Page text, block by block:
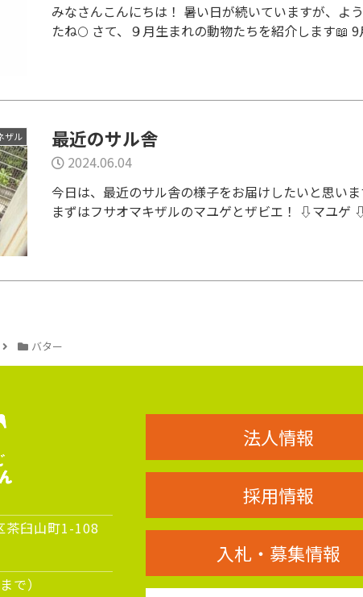
みなさんこんにちは！ 暑い日が続いていますが、よ
たね🌕 さて、９月生まれの動物たちを紹介します
ザル 最近のサル舎
2024.06.04
今日は、最近のサル舎の様子をお届けしたいと思い
まずはフサオマキザルのマユゲとザビエ！ ⇩マユゲ
バター
茶臼山町1-108
で）
法人情報
採用情報
入札・募集情報